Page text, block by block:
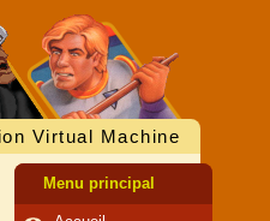
Virtual Machine
Menu principal